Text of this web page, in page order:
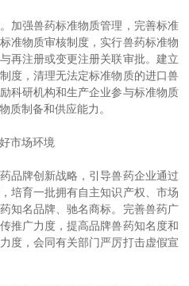
加强兽药标准物质管理，完善标准
准物质审核制度，实行兽药标准物
再注册或变更注册关联审批。建立
度，清理无法定标准物质的进口兽
科研机构和生产企业参与标准物质
质制备和供应能力。
市场环境
品牌创新战略，引导兽药企业通过
培育一批拥有自主知识产权、市场
知名品牌、驰名商标。完善兽药广
推广力度，提高品牌兽药知名度和
度，会同有关部门严厉打击虚假宣